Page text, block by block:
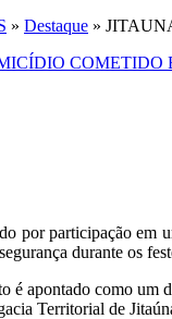
» Destaque »
por participação
durante os
é apontado como um
Territorial de